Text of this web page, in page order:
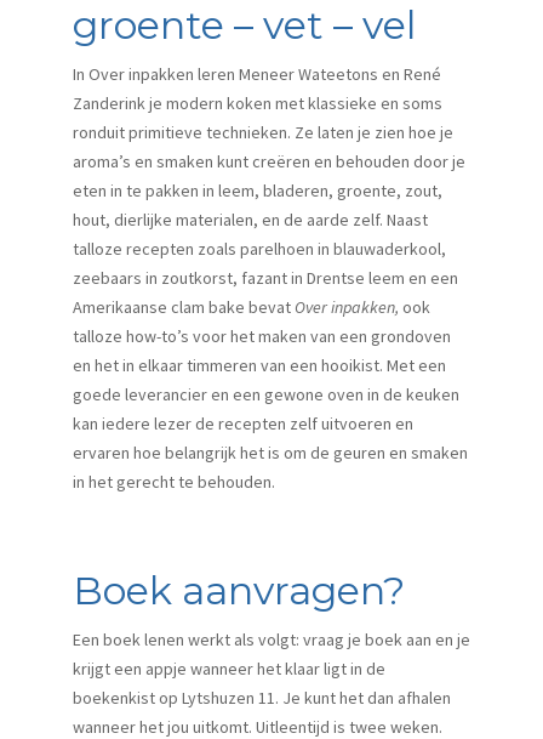
groente – vet – vel
In Over inpakken leren Meneer Wateetons en René
Zanderink je modern koken met klassieke en soms
ronduit primitieve technieken. Ze laten je zien hoe je
aroma’s en smaken kunt creëren en behouden door je
eten in te pakken in leem, bladeren, groente, zout,
hout, dierlijke materialen, en de aarde zelf. Naast
talloze recepten zoals parelhoen in blauwaderkool,
zeebaars in zoutkorst, fazant in Drentse leem en een
Amerikaanse clam bake bevat Over inpakken, ook
talloze how-to’s voor het maken van een grondoven
en het in elkaar timmeren van een hooikist. Met een
goede leverancier en een gewone oven in de keuken
kan iedere lezer de recepten zelf uitvoeren en
ervaren hoe belangrijk het is om de geuren en smaken
in het gerecht te behouden.
Boek aanvragen?
Een boek lenen werkt als volgt: vraag je boek aan en je
krijgt een appje wanneer het klaar ligt in de
boekenkist op Lytshuzen 11. Je kunt het dan afhalen
wanneer het jou uitkomt. Uitleentijd is twee weken.